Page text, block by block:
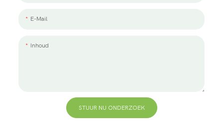
E-Mail
Inhoud
STUUR NU ONDERZOEK